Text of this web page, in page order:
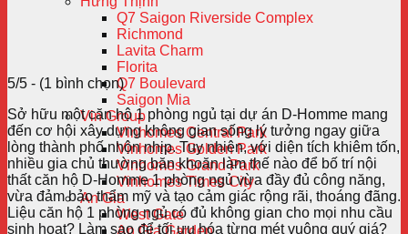
Q7 Saigon Riverside Complex
Richmond
Lavita Charm
Florita
Q7 Boulevard
Saigon Mia
Vin Group
Vinhomes Central Park
Vinhomes Golden Park
Vinhomes Grand Park
Vinhomes Times City
An Gia
West Gate
An Gia Garden
5/5 - (1 bình chọn)
Sở hữu một căn hộ 1 phòng ngủ tại dự án D-Homme mang
đến cơ hội xây dựng không gian sống lý tưởng ngay giữa
lòng thành phố nhộn nhịp. Tuy nhiên, với diện tích khiêm tốn,
nhiều gia chủ thường băn khoăn làm thế nào để bố trí nội
thất căn hộ D-Homme 1 phòng ngủ vừa đầy đủ công năng,
vừa đảm bảo thẩm mỹ và tạo cảm giác rộng rãi, thoáng đãng.
Liệu căn hộ 1 phòng ngủ có đủ không gian cho mọi nhu cầu
sinh hoạt? Làm sao để tối ưu hóa từng mét vuông quý giá?